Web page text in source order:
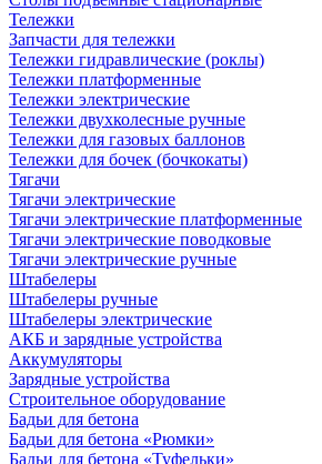
Тележки
Запчасти для тележки
Тележки гидравлические (роклы)
Тележки платформенные
Тележки электрические
Тележки двухколесные ручные
Тележки для газовых баллонов
Тележки для бочек (бочкокаты)
Тягачи
Тягачи электрические
Тягачи электрические платформенные
Тягачи электрические поводковые
Тягачи электрические ручные
Штабелеры
Штабелеры ручные
Штабелеры электрические
АКБ и зарядные устройства
Аккумуляторы
Зарядные устройства
Строительное оборудование
Бадьи для бетона
Бадьи для бетона «Рюмки»
Бадьи для бетона «Туфельки»